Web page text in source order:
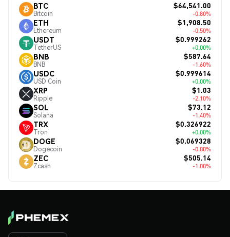
BTC
Bitcoin
$64,541.00
-0.80%
ETH
Ethereum
$1,908.50
-0.50%
USDT
TetherUS
$0.999262
+0.00%
BNB
BNB
$587.64
-1.60%
USDC
USD Coin
$0.999614
+0.00%
XRP
Ripple
$1.03
-2.10%
SOL
Solana
$73.12
-1.40%
TRX
Tron
$0.326922
+0.00%
DOGE
Dogecoin
$0.069328
-0.80%
ZEC
Zcash
$505.14
-1.00%